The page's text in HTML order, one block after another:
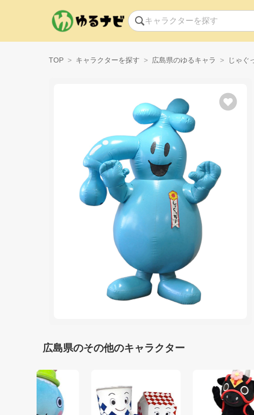
TOP キャラクターを探す 広島県のゆるキャラ じゃぐ
広島県のその他のキャラクター